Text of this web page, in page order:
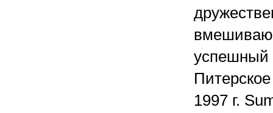
успешный
1997 г.